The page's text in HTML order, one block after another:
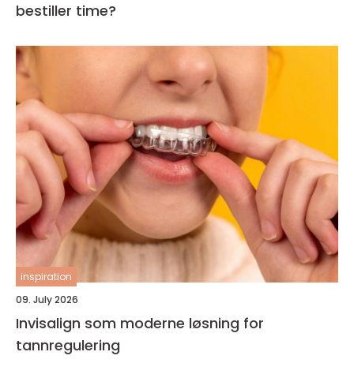
bestiller time?
inspiration
09. July 2026
Invisalign som moderne løsning for
tannregulering